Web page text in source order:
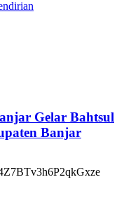
Gelar Bahtsul
Banjar